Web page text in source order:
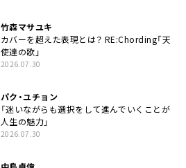
竹森マサユキ
カバーを超えた表現とは？ RE:Chording「天
使達の歌」
2026.07.30
パク・ユチョン
「迷いながらも選択をして進んでいくことが
人生の魅力」
2026.07.30